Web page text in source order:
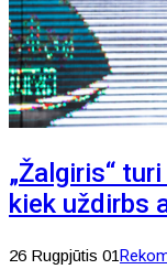
„Žalgiris“
kiek uždirbs
26 Rugpjūtis 01